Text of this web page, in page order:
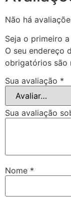
Não há
Seja o primeiro a
O seu endereço
obrigatórios são
Sua avaliação *
Sua avaliação
Nome *